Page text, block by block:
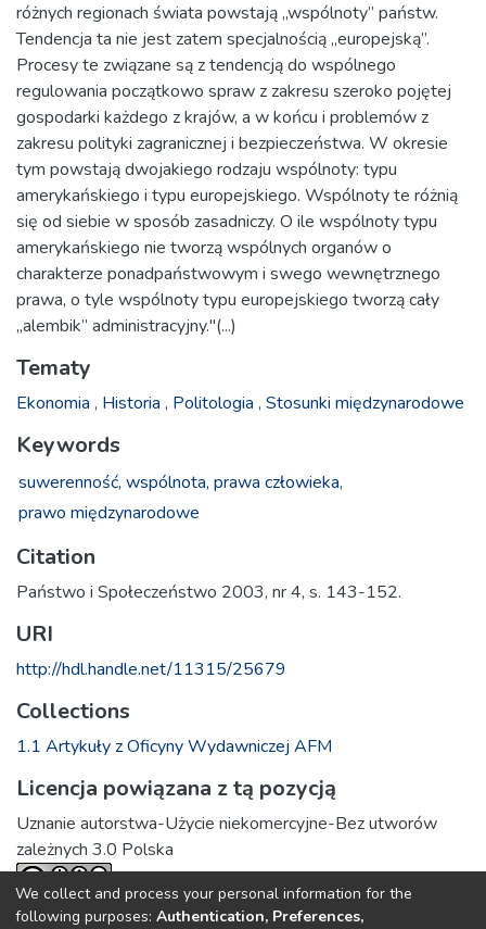
różnych regionach świata powstają „wspólnoty” państw.
Tendencja ta nie jest zatem specjalnością „europejską”.
Procesy te związane są z tendencją do wspólnego
regulowania początkowo spraw z zakresu szeroko pojętej
gospodarki każdego z krajów, a w końcu i problemów z
zakresu polityki zagranicznej i bezpieczeństwa. W okresie
tym powstają dwojakiego rodzaju wspólnoty: typu
amerykańskiego i typu europejskiego. Wspólnoty te różnią
się od siebie w sposób zasadniczy. O ile wspólnoty typu
amerykańskiego nie tworzą wspólnych organów o
charakterze ponadpaństwowym i swego wewnętrznego
prawa, o tyle wspólnoty typu europejskiego tworzą cały
„alembik” administracyjny."(...)
Tematy
Ekonomia , Historia , Politologia , Stosunki międzynarodowe
Keywords
suwerenność, wspólnota, prawa człowieka,
prawo międzynarodowe
Citation
Państwo i Społeczeństwo 2003, nr 4, s. 143-152.
URI
http://hdl.handle.net/11315/25679
Collections
1.1 Artykuły z Oficyny Wydawniczej AFM
Licencja powiązana z tą pozycją
Uznanie autorstwa-Użycie niekomercyjne-Bez utworów
zależnych 3.0 Polska
We collect and process your personal information for the
following purposes: Authentication, Preferences,